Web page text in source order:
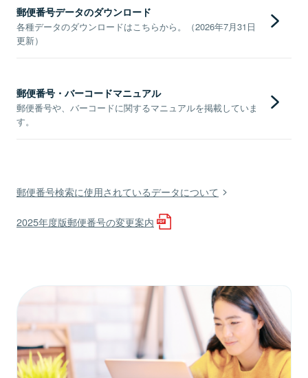
郵便番号データのダウンロード
各種データのダウンロードはこちらから。（2026年7月31日
更新）
郵便番号・バーコードマニュアル
郵便番号や、バーコードに関するマニュアルを掲載していま
す。
郵便番号検索に使用されているデータについて
2025年度版郵便番号の変更案内